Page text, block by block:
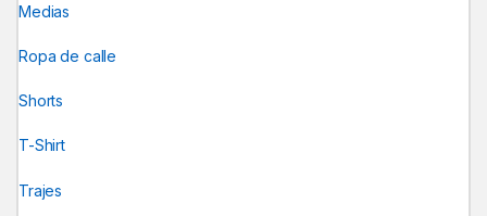
Medias
Ropa de calle
Shorts
T-Shirt
Trajes